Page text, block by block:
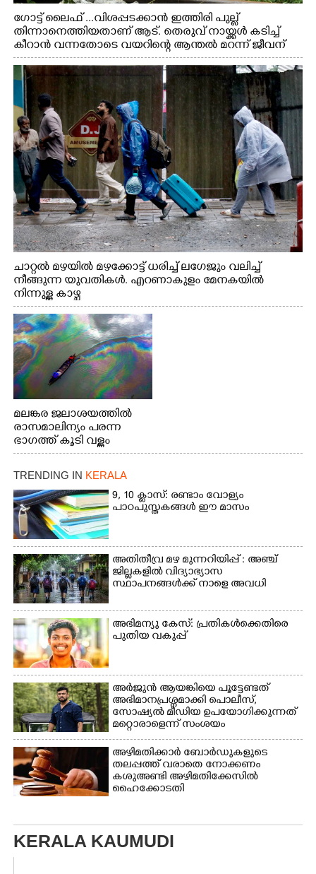
ഗോട്ട് ലൈഫ് ...വിശപ്പടക്കാൻ ഇത്തിരി പുല്ല്
തിന്നാനെത്തിയതാണ് ആട്. തെരുവ് നായ്ക്കൾ കടിച്ച്
കീറാൻ വന്നതോടെ വയറിന്റെ ആന്തൽ മറന്ന് ജീവന്
വേണ്ടിയായി ഓട്ടം. എറണാകുളം വാത്തുരുത്തിയിൽ
നിന്നുള്ള കാഴ്ച
ചാറ്റൽ മഴയിൽ മഴക്കോട്ട് ധരിച്ച് ലഗേജും വലിച്ച്
നീങ്ങുന്ന യുവതികൾ. എറണാകുളം മേനകയിൽ
നിന്നുള്ള കാഴ്ച
മലങ്കര ജലാശയത്തിൽ
രാസമാലിന്യം പരന്ന
ഭാഗത്ത് കൂടി വള്ളം
തുഴഞ്ഞു പോകുന്ന
പ്രദേശവാസികൾ
TRENDING IN KERALA
9, 10 ക്ലാസ്: രണ്ടാം വോള്യം
പാഠപുസ്തകങ്ങൾ ഈ മാസം
അതിതീവ്ര മഴ മുന്നറിയിപ്പ് : അഞ്ച്
ജില്ലകളിൽ വിദ്യാഭ്യാസ
സ്ഥാപനങ്ങൾക്ക് നാളെ അവധി
അഭിമന്യു കേസ്: പ്രതികൾക്കെതിരെ
പുതിയ വകുപ്പ്
അർജുൻ ആയങ്കിയെ പൂട്ടേണ്ടത്
അഭിമാനപ്രശ്നമാക്കി പൊലീസ്,
സാേഷ്യൽ മീഡിയ ഉപയോഗിക്കുന്നത്
മറ്റൊരാളെന്ന് സംശയം
അഴിമതിക്കാർ ബോർഡുകളുടെ
തലപ്പത്ത് വരാതെ നോക്കണം
കശുഅണ്ടി അഴിമതിക്കേസിൽ
ഹൈക്കോടതി
KERALA KAUMUDI